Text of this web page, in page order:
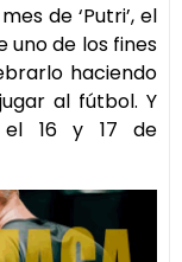
de ‘Putri’, el
uno de los fines
haciendo
al fútbol. Y
16 y 17 de